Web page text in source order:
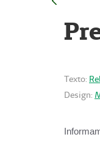
Texto:
Design: